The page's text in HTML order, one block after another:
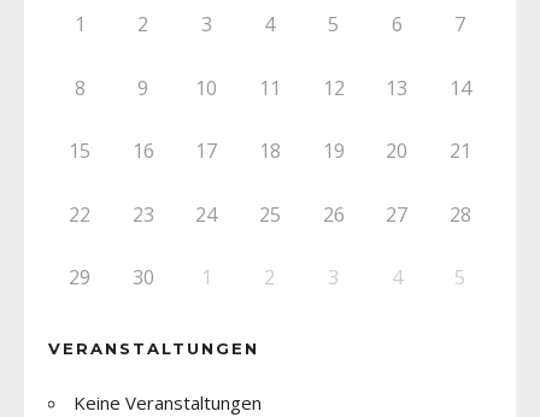
1 2 3 4 5 6 7
8 9 10 11 12 13 14
15 16 17 18 19 20 21
22 23 24 25 26 27 28
29 30 1 2 3 4 5
VERANSTALTUNGEN
Keine Veranstaltungen